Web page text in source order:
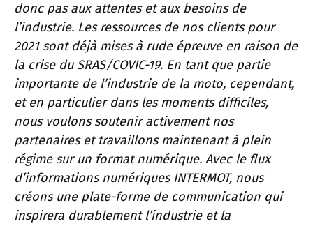
donc pas aux attentes et aux besoins de
l’industrie. Les ressources de nos clients pour
2021 sont déjà mises à rude épreuve en raison de
la crise du SRAS/COVIC-19. En tant que partie
importante de l’industrie de la moto, cependant,
et en particulier dans les moments difficiles,
nous voulons soutenir activement nos
partenaires et travaillons maintenant à plein
régime sur un format numérique. Avec le flux
d’informations numériques INTERMOT, nous
créons une plate-forme de communication qui
inspirera durablement l’industrie et la